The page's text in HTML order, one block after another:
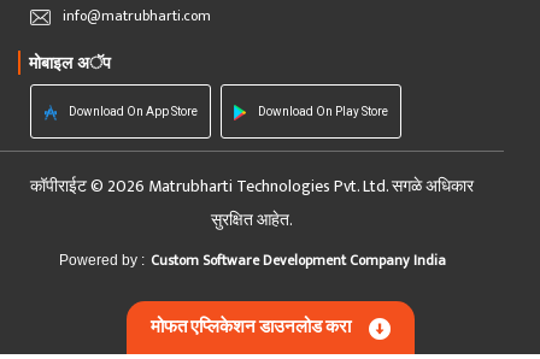
info@matrubharti.com
मोबाइल अॅप
Download On App Store Download On Play Store
कॉपीराईट © 2026 Matrubharti Technologies Pvt. Ltd. सगळे अधिकार
सुरक्षित आहेत.
Powered by : Custom Software Development Company India
मोफत एप्लिकेशन डाउनलोड करा